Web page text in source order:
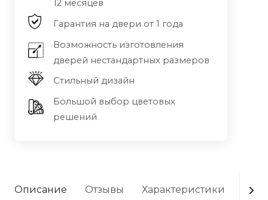
12 месяцев
Гарантия на двери от 1 года
Возможность изготовления
дверей нестандартных размеров
Стильный дизайн
Большой выбор цветовых
решений
Описание Отзывы Характеристики